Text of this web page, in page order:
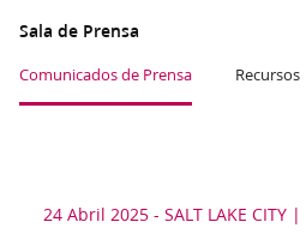
Sala de Prensa
Comunicados de Prensa Recursos
24 Abril 2025 - SALT LAKE CITY